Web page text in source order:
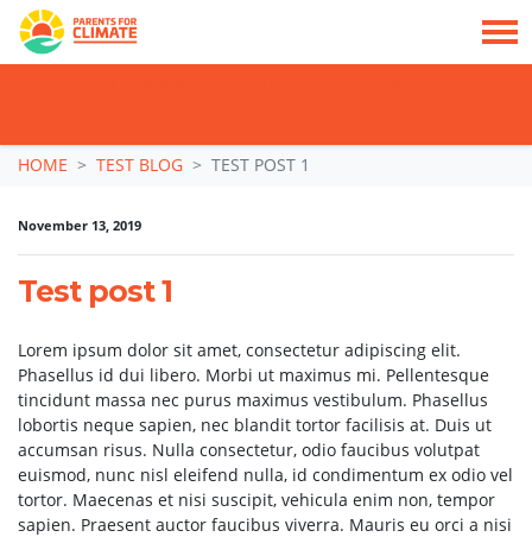
Skip navigation
HOME TEST BLOG TEST POST 1
November 13, 2019
Test post 1
Lorem ipsum dolor sit amet, consectetur adipiscing elit.
Phasellus id dui libero. Morbi ut maximus mi. Pellentesque
tincidunt massa nec purus maximus vestibulum. Phasellus
lobortis neque sapien, nec blandit tortor facilisis at. Duis ut
accumsan risus. Nulla consectetur, odio faucibus volutpat
euismod, nunc nisl eleifend nulla, id condimentum ex odio vel
tortor. Maecenas et nisi suscipit, vehicula enim non, tempor
sapien. Praesent auctor faucibus viverra. Mauris eu orci a nisi